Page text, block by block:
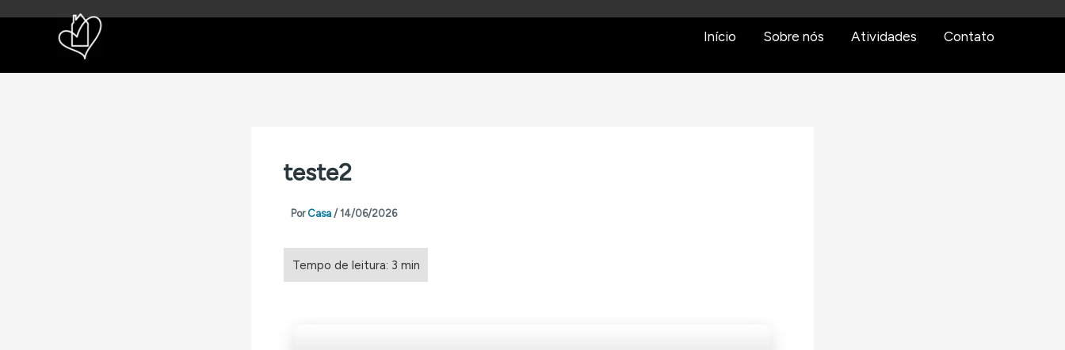
conteúdo
Início Sobre nós Atividades Contato
teste2
Por Casa / 14/06/2026